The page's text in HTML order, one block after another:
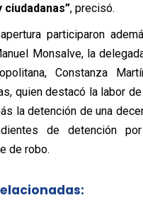
ciudadanas”, precisó.
participaron
Monsalve, la
Constanza
quien destacó la labor
la detención de una
de detención
de robo.